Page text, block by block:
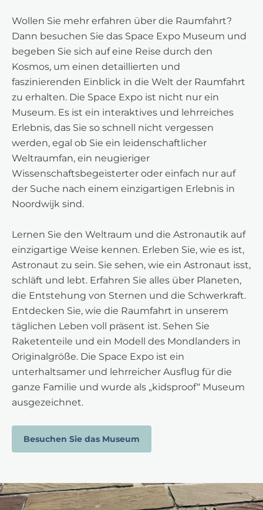
Wollen Sie mehr erfahren über die Raumfahrt?
Dann besuchen Sie das Space Expo Museum und
begeben Sie sich auf eine Reise durch den
Kosmos, um einen detaillierten und
faszinierenden Einblick in die Welt der Raumfahrt
zu erhalten. Die Space Expo ist nicht nur ein
Museum. Es ist ein interaktives und lehrreiches
Erlebnis, das Sie so schnell nicht vergessen
werden, egal ob Sie ein leidenschaftlicher
Weltraumfan, ein neugieriger
Wissenschaftsbegeisterter oder einfach nur auf
der Suche nach einem einzigartigen Erlebnis in
Noordwijk sind.
Lernen Sie den Weltraum und die Astronautik auf
einzigartige Weise kennen. Erleben Sie, wie es ist,
Astronaut zu sein. Sie sehen, wie ein Astronaut isst,
schläft und lebt. Erfahren Sie alles über Planeten,
die Entstehung von Sternen und die Schwerkraft.
Entdecken Sie, wie die Raumfahrt in unserem
täglichen Leben voll präsent ist. Sehen Sie
Raketenteile und ein Modell des Mondlanders in
Originalgröße. Die Space Expo ist ein
unterhaltsamer und lehrreicher Ausflug für die
ganze Familie und wurde als „kidsproof“ Museum
ausgezeichnet.
Besuchen Sie das Museum